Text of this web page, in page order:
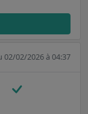
02/02/2026 à 04:37